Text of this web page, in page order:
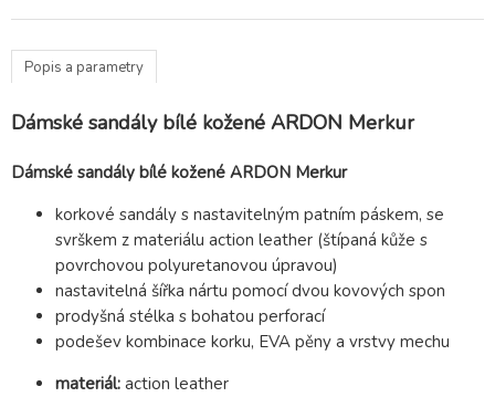
Popis a parametry
Dámské sandály bílé kožené ARDON Merkur
Dámské sandály bílé kožené ARDON Merkur
korkové sandály s nastavitelným patním páskem, se
svrškem z materiálu action leather (štípaná kůže s
povrchovou polyuretanovou úpravou)
nastavitelná šířka nártu pomocí dvou kovových spon
prodyšná stélka s bohatou perforací
podešev kombinace korku, EVA pěny a vrstvy mechu
materiál: action leather